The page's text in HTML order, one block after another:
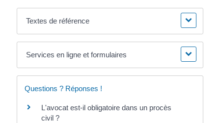
Textes de référence
Services en ligne et formulaires
Questions ? Réponses !
L'avocat est-il obligatoire dans un procès
civil ?